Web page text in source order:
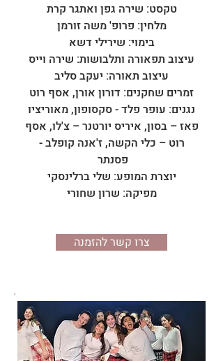
טקסט: שירה גפן ואתגר קרת
מלחין: פרופ' משה זורמן
בימוי: שירילי דשא
עיצוב תפאורה ותלבושות: שירה וייס
עיצוב תאורה: יעקב סליב
זמרים שחקנים: דורון אורן, אסף רוט
נגנים: עופר פלד - סקסופון, מאוריציו
פאז – בסון, איריס יורטנר – צ'לו, אסף
רוט – כלי הקשה, ז'אנה קופלב -
פסנתר
יוצרת המופע: שלי ברלינסקי
מפיקה: שרון שחורי
צרו קשר להזמנה